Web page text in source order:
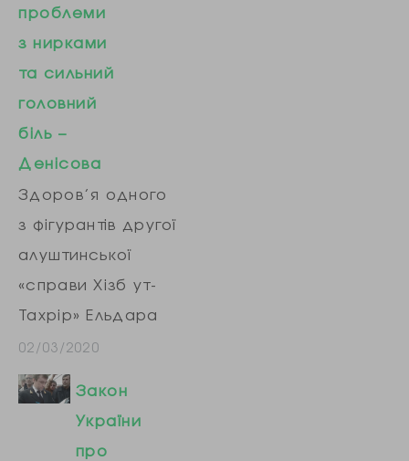
проблеми
з нирками
та сильний
головний
біль –
Денісова
Здоров’я одного
з фігурантів другої
алуштинської
«справи Хізб ут-
Тахрір» Ельдара
Кантімірова
погіршилося,
повідомляє
Уповноважена
02/03/2020
Закон
України
про